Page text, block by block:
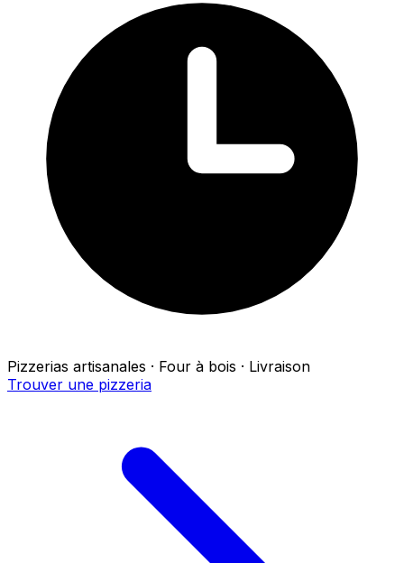
Pizzerias artisanales · Four à bois · Livraison
Trouver une pizzeria